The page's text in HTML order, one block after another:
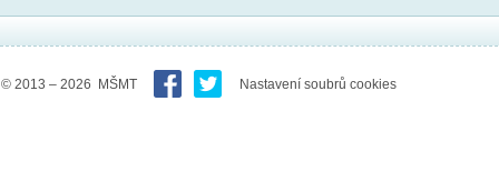
© 2013 – 2026 MŠMT Nastavení soubrů cookies